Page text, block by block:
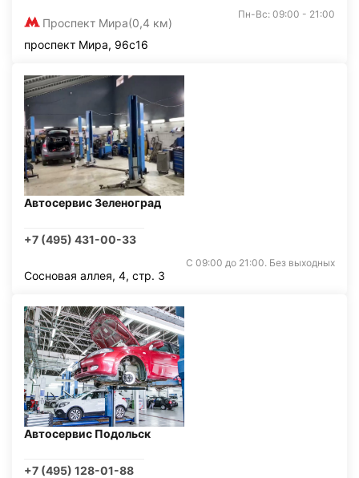
Проспект Мира(0,4 км)
Пн-Вс: 09:00 - 21:00
проспект Мира, 96с16
Автосервис Зеленоград
+7 (495) 431-00-33
С 09:00 до 21:00. Без выходных
Сосновая аллея, 4, стр. 3
Автосервис Подольск
+7 (495) 128-01-88